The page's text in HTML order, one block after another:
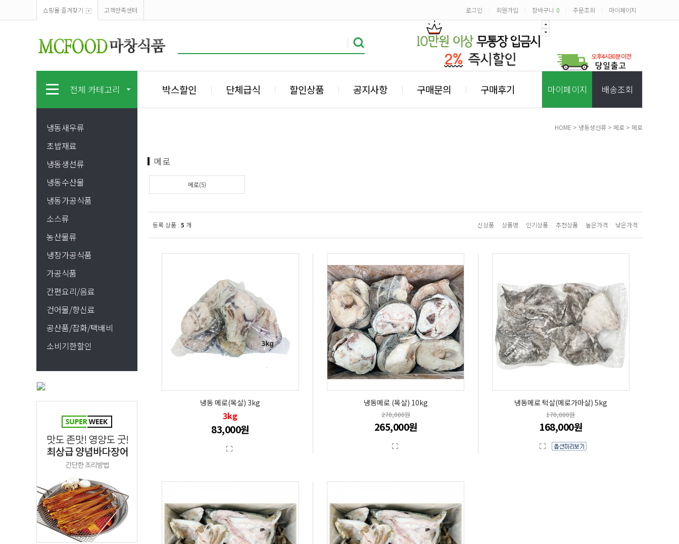
쇼핑몰 즐겨찾기 고객만족센터 로그인 회원가입 장바구니 0 주문조회 마이페이지
전체 카테고리 박스할인 단체급식 할인상품 공지사항 구매문의 구매후기 마이페이지 배송조회
냉동새우류
초밥재료
냉동생선류
냉동수산물
냉동가공식품
소스류
농산물류
냉장가공식품
가공식품
간편요리/음료
건어물/향신료
공산품/잡화/택배비
소비기한할인
HOME > 냉동생선류 > 메로 > 메로
메로
메로(5)
등록 상품 : 5 개 신상품 상품명 인기상품 추천상품 높은가격 낮은가격
냉동 메로(목살) 3kg
3kg
83,000원
냉동메로 (목살) 10kg
270,000원
265,000원
냉동메로 턱살(메로가마살) 5kg
170,000원
168,000원